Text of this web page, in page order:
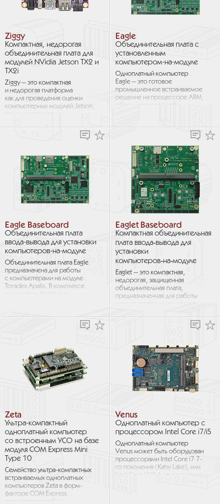
Ziggy
Компактная, недорогая
объединительная плата для
модулей NVidia Jetson TX2 и
TX2i
Ziggy — это компактная
и недорогая платформа
как для проведения оценки
компьютерных модулей Jetson,
приложений...
Eagle
Объединительная плата с
установленным
компьютером-на-модуле
Одноплатный компьютер
Eagle — это готовое
промышленное встраиваемое
решение на процессоре ARM,
объединяющее в себе
спектр...
Eagle Baseboard
Объединительная плата
ввода-вывода для установки
компьютеров-на-модуле
Объединительная плата Eagle
предназначена для работы
с компьютерами на модуле
Toradex Apalis. В комплексе
с модулями Apalis она
Eaglet Baseboard
Компактная объединительная
плата ввода‑вывода для
установки
компьютеров‑на‑модуле
Eaglet — это компактная,
недорогая, защищенная
объединительная плата,
предназначенная для работы
с модулями Apalis, она...
Zeta
Ультра-компактный
одноплатный компьютер
со встроенным УСО на базе
модуля COM Express Mini
Type 10
Семейство ультра-компактных
встраиваемых одноплатных
компьютеров Zeta в форм-
факторе COM Express
представляет собой
Venus
Одноплатный компьютер с
процессором Intel Core i7/i5
Одноплатный компьютер
Venus может быть оборудован
процессорами Intel Core i7 7-
го поколения (Kaby Lake), или
Intel Core i7/i5 6-го поколения